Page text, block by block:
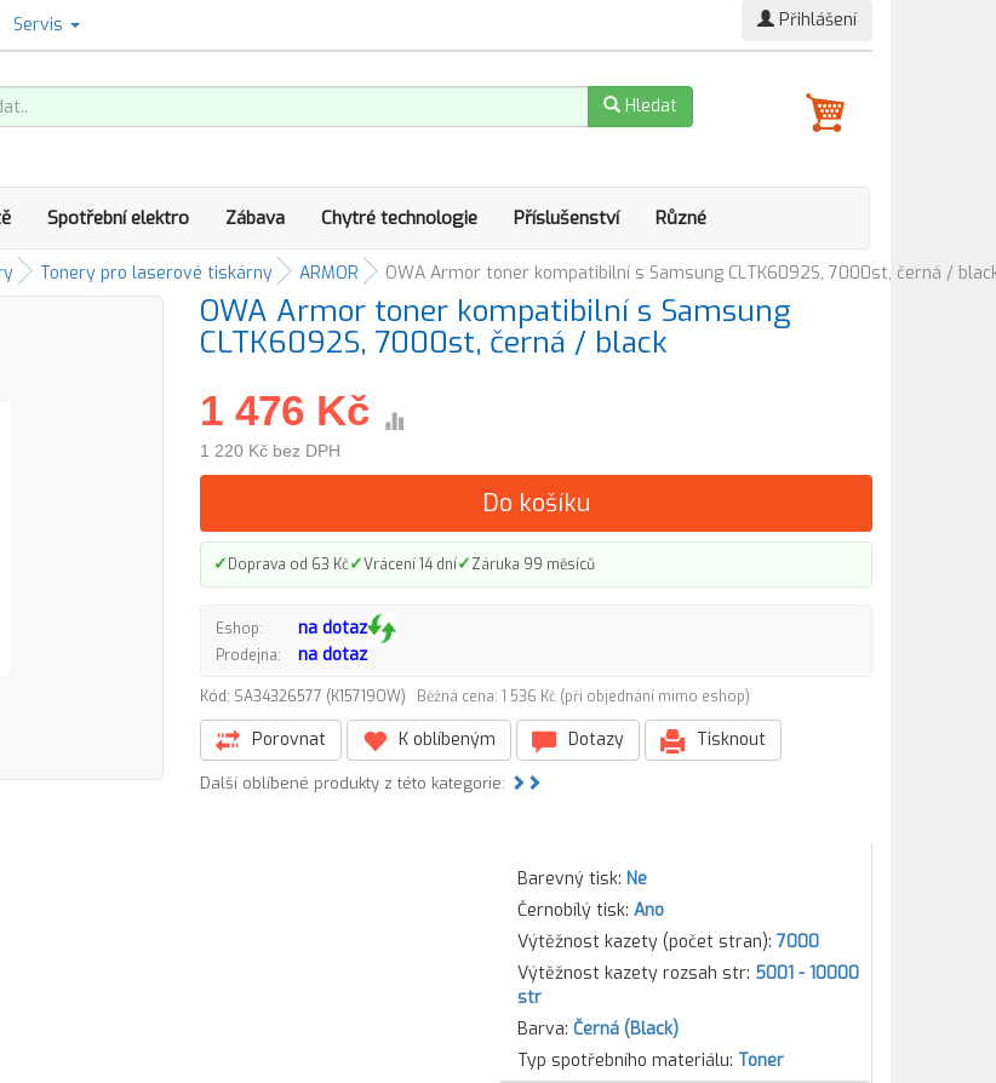
Servis Přihlášení
Hledat
Spotřební elektro Zábava Chytré technologie Příslušenství Různé
Tonery pro laserové tiskárny ARMOR OWA Armor toner kompatibilní s Samsung CLTK6092S, 7000st, černá /
OWA Armor toner kompatibilní s Samsung
CLTK6092S, 7000st, černá / black
1 476 Kč
1 220 Kč bez DPH
Do košíku
✓Doprava od 63 Kč✓Vrácení 14 dní✓Záruka 99 měsíců
Eshop: na dotaz
Prodejna: na dotaz
Kód: SA34326577 (K15719OW) Běžná cena: 1 536 Kč (při objednání mimo eshop)
Porovnat K oblíbeným Dotazy Tisknout
Další oblíbené produkty z této kategorie:
Barevný tisk: Ne
Černobílý tisk: Ano
Výtěžnost kazety (počet stran): 7000
Výtěžnost kazety rozsah str: 5001 - 10000
str
Barva: Černá (Black)
Typ spotřebního materiálu: Toner